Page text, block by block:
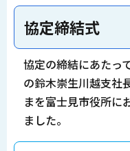
協定締結式
協定の締結にあたっ
の鈴木崇生川越支社
まを富士見市役所に
ました。